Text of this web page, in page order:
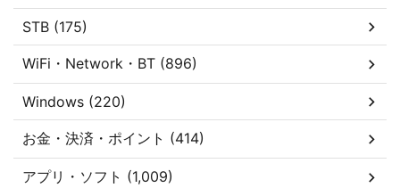
STB (175)
WiFi・Network・BT (896)
Windows (220)
お金・決済・ポイント (414)
アプリ・ソフト (1,009)